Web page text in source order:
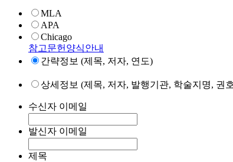
MLA
APA
Chicago
참고문헌양식안내
간략정보 (제목, 저자, 연도)
상세정보 (제목, 저자, 발행기관, 학술지명, 권
수신자 이메일
발신자 이메일
제목